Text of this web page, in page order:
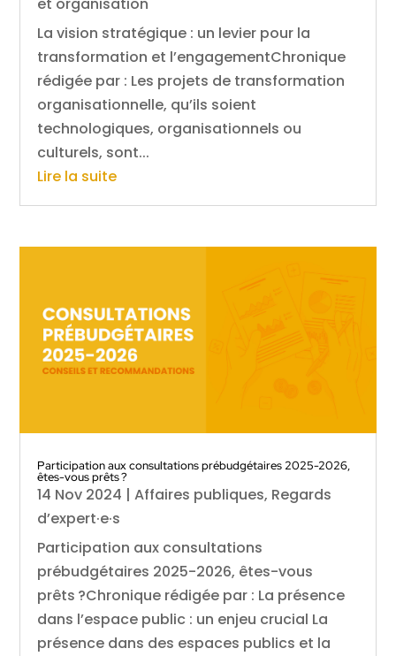
La vision stratégique : un levier pour la
transformation et l’engagementChronique
rédigée par : Les projets de transformation
organisationnelle, qu’ils soient
technologiques, organisationnels ou
culturels, sont...
Lire la suite
Participation aux consultations prébudgétaires 2025-2026,
êtes-vous prêts ?
14 Nov 2024 |Affaires publiques, Regards
d’expert·e·s
Participation aux consultations
prébudgétaires 2025-2026, êtes-vous
prêts ?Chronique rédigée par : La présence
dans l’espace public : un enjeu crucial La
présence dans des espaces publics et la